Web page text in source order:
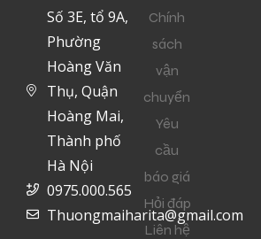
Số 3E, tổ 9A,
Phường
Hoàng Văn
Thụ, Quận
Hoàng Mai,
Thành phố
Hà Nội
0975.000.565
Thuongmaiharita@gmail.com
Chính
sách
vận
chuyển
Yêu
cầu
báo giá
Hỏi đáp
Liên hệ